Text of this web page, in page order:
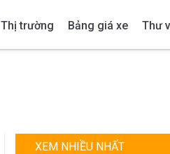
Thị trường Bảng giá xe Thư
XEM NHIỀU NHẤT